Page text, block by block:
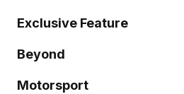
Exclusive Feature
Beyond
Motorsport